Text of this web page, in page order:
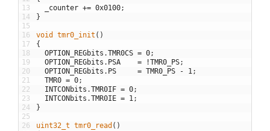
13
14
15
16
17
18
19
20
21
22
23
24
25
26
_counter += 0x0100;
}
void tmr0_init ( )
{
OPTION_REGbits .TMR0CS = 0;
OPTION_REGbits . PSA = !TMR0_PS;
OPTION_REGbits . PS = TMR0_PS - 1 ;
TMR0 = 0;
INTCONbits .TMR0IF = 0;
INTCONbits .TMR0IE = 1 ;
}
uint32_t tmr0_read ( )